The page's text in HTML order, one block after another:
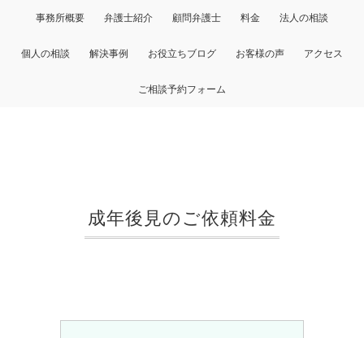
事務所概要 弁護士紹介 顧問弁護士 料金 法人の相談
個人の相談 解決事例 お役立ちブログ お客様の声 アクセス
ご相談予約フォーム
成年後見のご依頼料金